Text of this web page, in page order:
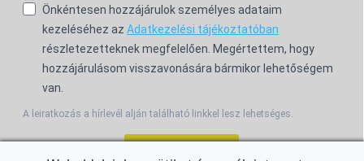
Önkéntesen hozzájárulok személyes adataim
kezeléséhez az Adatkezelési tájékoztatóban
részletezetteknek megfelelően. Megértettem, hogy
hozzájárulásom visszavonására bármikor lehetőségem
van.
A leiratkozás a hírlevél alján található linkkel lesz lehetséges.